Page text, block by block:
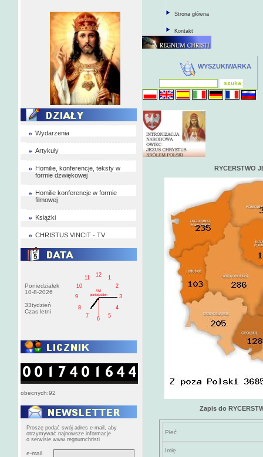
Wydarzenia
Artykuły
Homilie, konferencje, teksty w
formie dzwiękowej
Homilie konferencje w formie
filmowej
Książki
CHRISTUS VINCIT - TV
Poniedziałek
10-8-2026
33tydzień
Czas letni
1
2
3
4
5
6
7
8
9
10
11
12
AM
poniedziałek
obecnych:92
Proszę podać swój adres e-mail, aby
otrzymywać najnowsze informacje
o serwisie www.regnumchristi
e-mail
Strona główna
Kontakt
WYSZUKIWARKA
RYCERSTWO
Zapis do
Płeć
Imię